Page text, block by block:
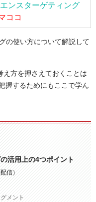
ンスターゲティング
ココ
の使い方について解説して
え方を押さえておくことは
握するためにもここで学ん
活用上の4つポイント
信）
メント